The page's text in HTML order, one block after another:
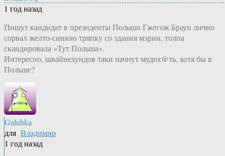
1 год назад
Пишут кандидат в президенты Польши Гжегож Браун лично
сорвал желто-синюю тряпку со здания мэрии, толпа
скандировала «Тут Польша».
Интересно, швайнехундов таки начнут мудох@ть, хотя бы в
Польше?
Galuhka
для Владимир
1 год назад